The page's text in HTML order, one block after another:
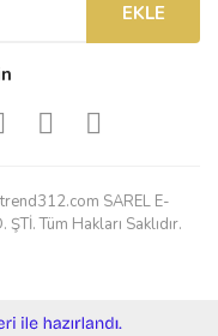
EKLE
SAREL E-
Tüm Hakları Saklıdır.
e-